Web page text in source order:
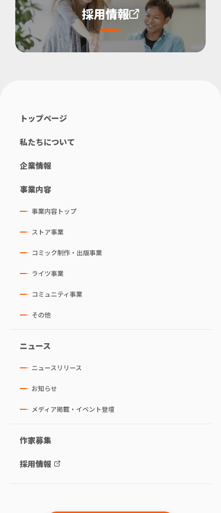
採用情報
トップページ
私たちについて
企業情報
事業内容
事業内容トップ
ストア事業
コミック制作・出版事業
ライツ事業
コミュニティ事業
その他
ニュース
ニュースリリース
お知らせ
メディア掲載・イベント登壇
作家募集
採用情報